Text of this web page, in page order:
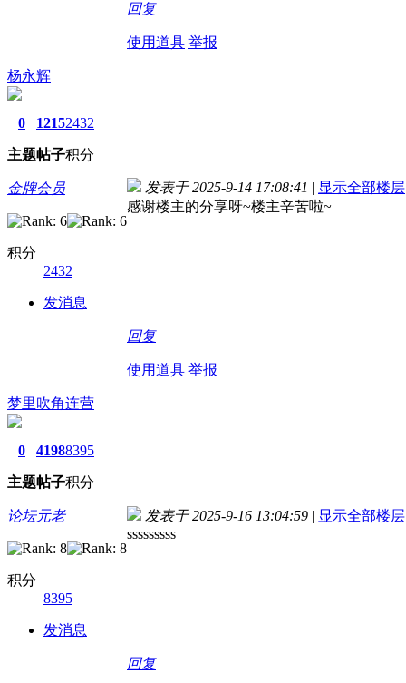
回复
使用道具 举报
杨永辉
0
主题
1215
帖子
2432
积分
金牌会员
积分
2432
发消息
发表于 2025-9-14 17:08:41 | 显示全部楼层
感谢楼主的分享呀~楼主辛苦啦~
回复
使用道具 举报
梦里吹角连营
0
主题
4198
帖子
8395
积分
论坛元老
积分
8395
发消息
发表于 2025-9-16 13:04:59 | 显示全部楼层
sssssssss
回复